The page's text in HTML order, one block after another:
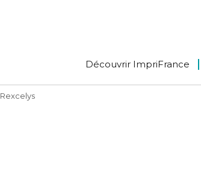
Découvrir ImpriFrance
Rexcelys